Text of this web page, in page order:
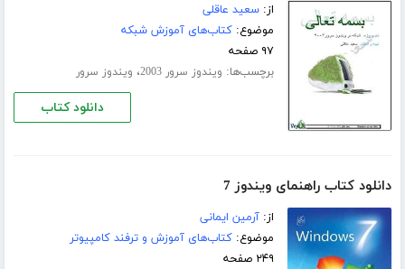
از:سعید عاقلی
موضوع:کتاب‌های آموزش شبکه
۹۷ صفحه
برچسب‌ها: ویندوز سرور 2003 ، ویندوز سرور
دانلود کتاب
دانلود کتاب راهنمای ویندوز 7
از:آرمین ایمانی
موضوع:کتاب‌های آموزش و ترفند کامپیوتر
۲۴۹ صفحه